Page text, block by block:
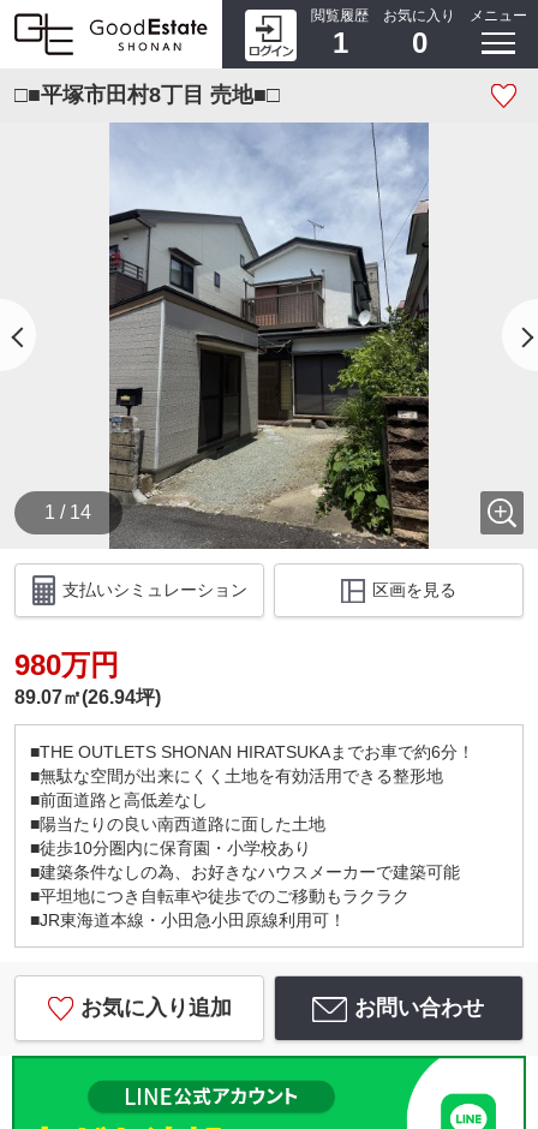
閲覧履歴
1
お気に入り
0
メニュー
□■平塚市田村8丁目 売地■□
1 / 14
支払いシミュレーション 区画を見る
980万円
89.07㎡(26.94坪)
■THE OUTLETS SHONAN HIRATSUKAまでお車で約6分！
■無駄な空間が出来にくく土地を有効活用できる整形地
■前面道路と高低差なし
■陽当たりの良い南西道路に面した土地
■徒歩10分圏内に保育園・小学校あり
■建築条件なしの為、お好きなハウスメーカーで建築可能
■平坦地につき自転車や徒歩でのご移動もラクラク
■JR東海道本線・小田急小田原線利用可！
お気に入り追加 お問い合わせ